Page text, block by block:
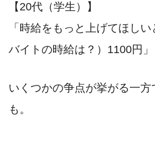
【20代（学生）】
「時給をもっと上げてほし
バイトの時給は？）1100円」
いくつかの争点が挙がる一
も。